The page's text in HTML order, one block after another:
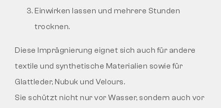
Einwirken lassen und mehrere Stunden
trocknen.
Diese Imprägnierung eignet sich auch für andere
textile und synthetische Materialien sowie für
Glattleder, Nubuk und Velours.
Sie schützt nicht nur vor Wasser, sondern auch vor